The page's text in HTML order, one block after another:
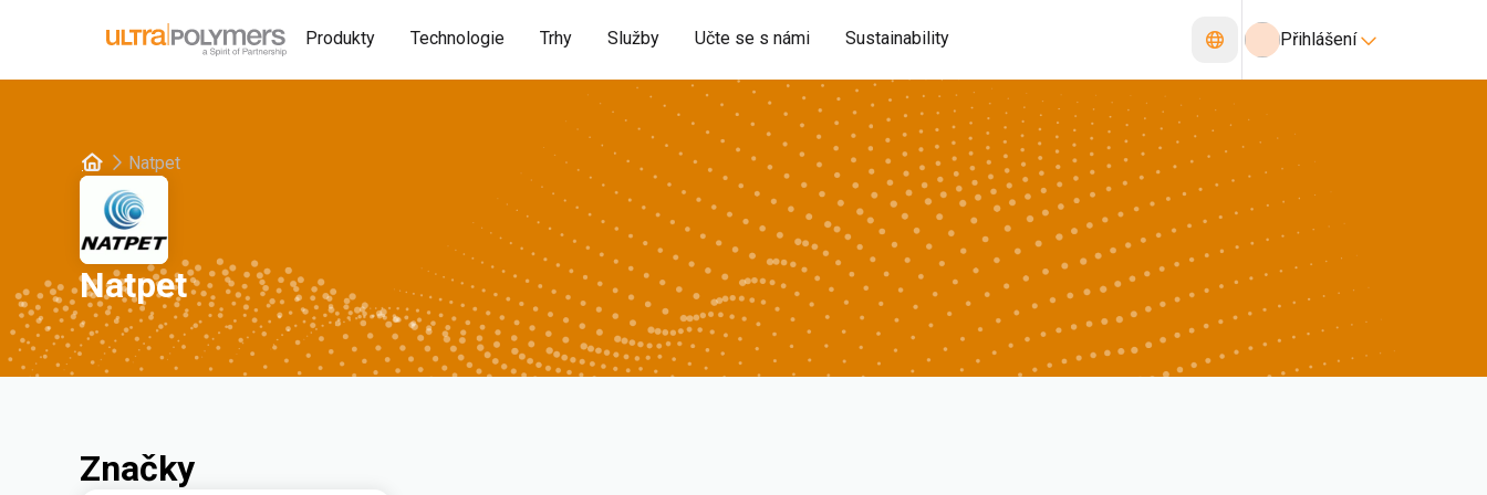
Produkty Technologie Trhy Služby Učte se s námi Sustainability Přihlášení
Natpet
Natpet
Značky